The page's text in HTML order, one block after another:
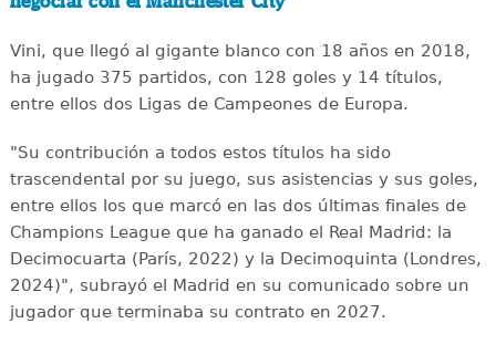
Vini, que llegó al gigante blanco con 18 años en 2018,
ha jugado 375 partidos, con 128 goles y 14 títulos,
entre ellos dos Ligas de Campeones de Europa.
"Su contribución a todos estos títulos ha sido
trascendental por su juego, sus asistencias y sus goles,
entre ellos los que marcó en las dos últimas finales de
Champions League que ha ganado el Real Madrid: la
Decimocuarta (París, 2022) y la Decimoquinta (Londres,
2024)", subrayó el Madrid en su comunicado sobre un
jugador que terminaba su contrato en 2027.